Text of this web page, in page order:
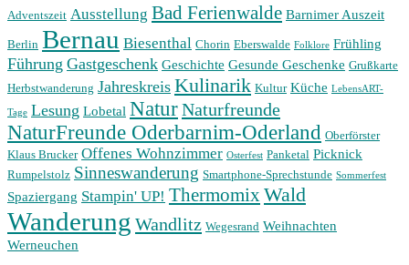
Adventszeit Ausstellung Bad Ferienwalde Barnimer Auszeit
Berlin Bernau Biesenthal Chorin Eberswalde Folklore Frühling
Führung Gastgeschenk Geschichte Gesunde Geschenke Grußkarte
Herbstwanderung Jahreskreis Kulinarik Kultur Küche LebensART-
Tage Lesung Lobetal NaturNaturfreunde
NaturFreunde Oderbarnim-Oderland Oberförster
Klaus Brucker Offenes Wohnzimmer Osterfest Panketal Picknick
Rumpelstolz Sinneswanderung Smartphone-Sprechstunde Sommerfest
Spaziergang Stampin' UP! ThermomixWald
Wanderung Wandlitz Wegesrand Weihnachten
Werneuchen